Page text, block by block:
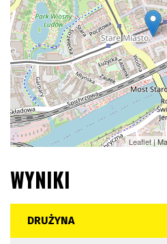
Leaflet|
WYNIKI
DRUŻYNA